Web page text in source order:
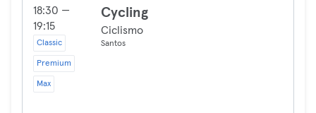
18:30 —
19:15
Classic
Premium
Max
Cycling
Ciclismo
Santos